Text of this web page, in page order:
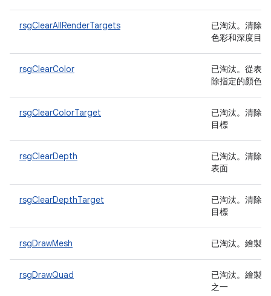
rsgClearAllRenderTargets 已淘汰。清除
色彩和深度目標
rsgClearColor 已淘汰。從表
除指定的顏色
rsgClearColorTarget 已淘汰。清除
目標
rsgClearDepth 已淘汰。清除
表面
rsgClearDepthTarget 已淘汰。清除
目標
rsgDrawMesh 已淘汰。繪製
rsgDrawQuad 已淘汰。繪製
之一